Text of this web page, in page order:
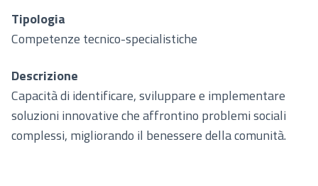
Tipologia
Competenze tecnico-specialistiche
Descrizione
Capacità di identificare, sviluppare e implementare
soluzioni innovative che affrontino problemi sociali
complessi, migliorando il benessere della comunità.